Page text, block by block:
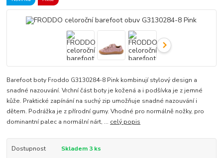
Barefoot boty Froddo G3130284-8 Pink kombinují stylový design a
snadné nazouvání. Vrchní část boty je kožená a i podšívka je z jemné
kůže. Praktické zapínání na suchý zip umožňuje snadné nazouvání i
dětem. Podrážka je z přírodní gumy. Vhodné pro normálně nožky, pro
dominantní palec a normální nárt, ... celý popis
Dostupnost
Skladem 3 ks